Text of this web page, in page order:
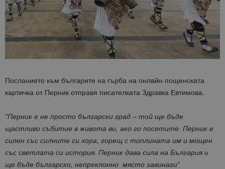
Посланието към българите на гърба на онлайн пощенската
картичка от Перник отправя писателката Здравка Евтимова.
“Перник е не просто български град – той ще бъде
щастливо събитие в живота ви, ако го посетите. Перник е
силен със силните си хора, горещ с топлината им и мощен
със светлата си история. Перник дава сила на България и
ще бъде българско, непреклонно място завинаги”